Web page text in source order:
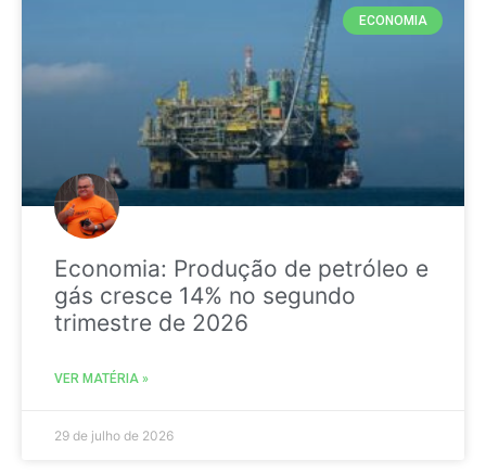
ECONOMIA
Economia: Produção de petróleo e
gás cresce 14% no segundo
trimestre de 2026
VER MATÉRIA »
29 de julho de 2026